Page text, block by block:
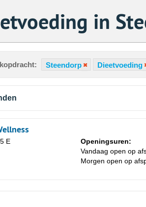
in
Steendorp Dieetvoeding
E
Openingsuren:
Vandaag open op
Morgen open op